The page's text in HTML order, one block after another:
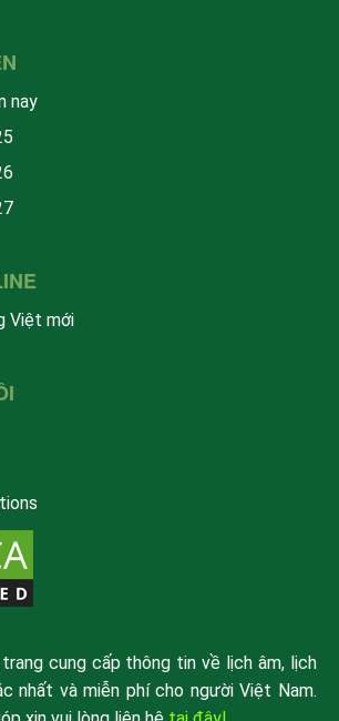
nay
Việt mới
cung cấp thông tin về lịch âm, lịch
nhất và miễn phí cho người Việt Nam.